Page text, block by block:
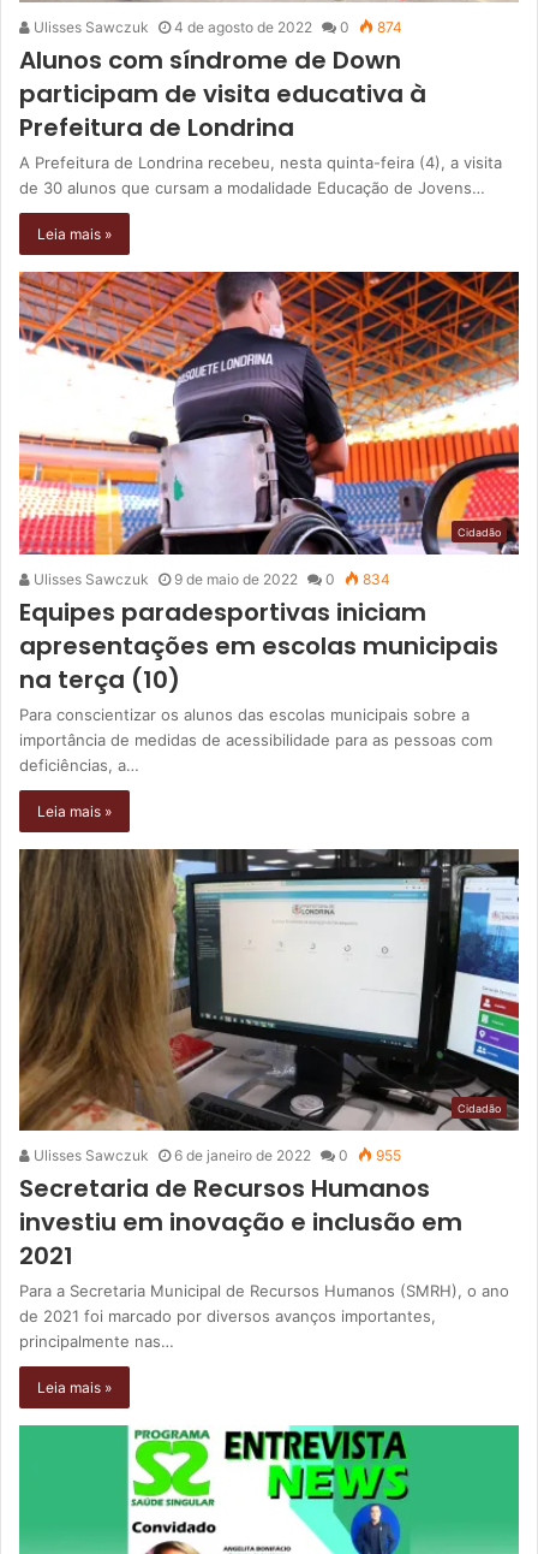
Ulisses Sawczuk 4 de agosto de 2022 0 874
Alunos com síndrome de Down
participam de visita educativa à
Prefeitura de Londrina
A Prefeitura de Londrina recebeu, nesta quinta-feira (4), a visita
de 30 alunos que cursam a modalidade Educação de Jovens…
Leia mais »
Cidadão
Ulisses Sawczuk 9 de maio de 2022 0 834
Equipes paradesportivas iniciam
apresentações em escolas municipais
na terça (10)
Para conscientizar os alunos das escolas municipais sobre a
importância de medidas de acessibilidade para as pessoas com
deficiências, a…
Leia mais »
Cidadão
Ulisses Sawczuk 6 de janeiro de 2022 0 955
Secretaria de Recursos Humanos
investiu em inovação e inclusão em
2021
Para a Secretaria Municipal de Recursos Humanos (SMRH), o ano
de 2021 foi marcado por diversos avanços importantes,
principalmente nas…
Leia mais »